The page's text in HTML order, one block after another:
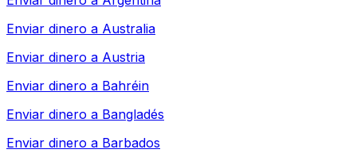
Enviar dinero a Australia
Enviar dinero a Austria
Enviar dinero a Bahréin
Enviar dinero a Bangladés
Enviar dinero a Barbados